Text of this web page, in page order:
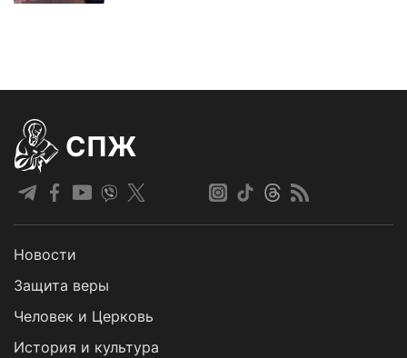
СПЖ
Новости
Защита веры
Человек и Церковь
История и культура